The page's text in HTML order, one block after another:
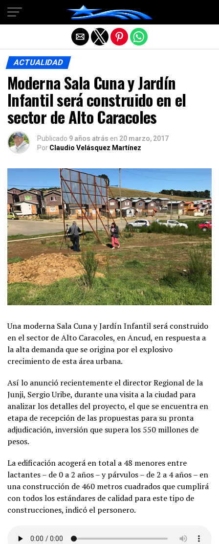
ACTUALIDAD
Moderna Sala Cuna y Jardín
Infantil será construido en el
sector de Alto Caracoles
Publicado 9 años atrás en 20 marzo, 2017
Por Claudio Velásquez Martínez
Una moderna Sala Cuna y Jardín Infantil será construido
en el sector de Alto Caracoles, en Ancud, en respuesta a
la alta demanda que se origina por el explosivo
crecimiento de esta área urbana.
Así lo anunció recientemente el director Regional de la
Junji, Sergio Uribe, durante una visita a la ciudad para
analizar los detalles del proyecto, el que se encuentra en
etapa de recepción de las propuestas para su pronta
adjudicación, inversión que supera los 550 millones de
pesos.
La edificación acogerá en total a 48 menores entre
lactantes – de 0 a 2 años – y párvulos – de 2 a 4 años – en
una construcción de 460 metros cuadrados que cumplirá
con todos los estándares de calidad para este tipo de
construcciones, indicó el personero.
Salir de la versión móvil